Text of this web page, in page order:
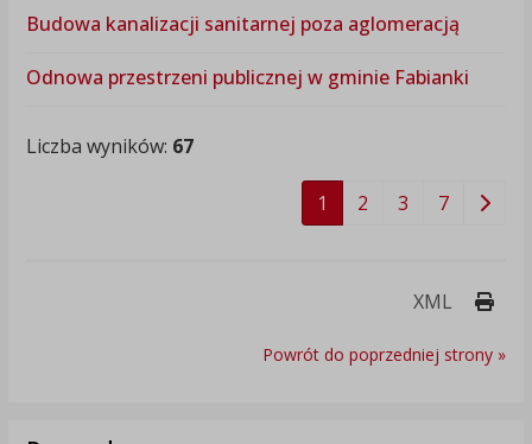
Budowa kanalizacji sanitarnej poza aglomeracją
Odnowa przestrzeni publicznej w gminie Fabianki
Liczba wyników: 67
1 2 3 7
XML
Powrót do poprzedniej strony »